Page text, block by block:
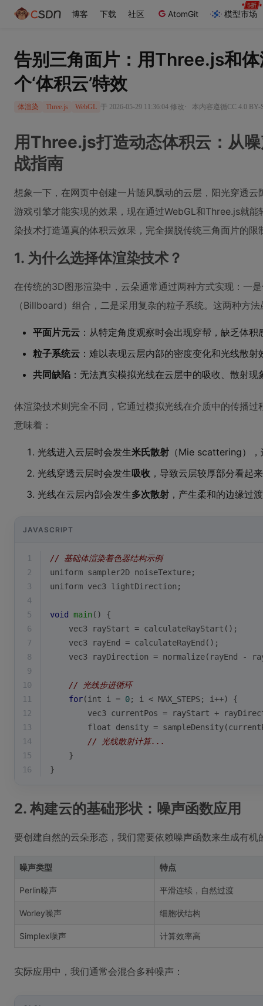
博客 下载 社区 AtomGit 模型市场
告别三角面片：用Three.js和
个‘体积云’特效
体渲染 Three.js WebGL 于 2026-05-29 11:36:04 修改 · 本内容遵循CC 4.0
用Three.js打造动态体积云：从
战指南
想象一下，在网页中创建一片随风飘动的云层，阳光穿透
游戏引擎才能实现的效果，现在通过WebGL和Three.js就
染技术打造逼真的体积云效果，完全摆脱传统三角面片的限
1. 为什么选择体渲染技术？
在传统的3D图形渲染中，云朵通常通过两种方式实现：一
（Billboard）组合，二是采用复杂的粒子系统。这两种方
平面片元云 ：从特定角度观察时会出现穿帮，缺乏体积
粒子系统云 ：难以表现云层内部的密度变化和光线散射
共同缺陷 ：无法真实模拟光线在云层中的吸收、散射现
体渲染技术则完全不同，它通过模拟光线在介质中的传播
意味着：
光线进入云层时会发生米氏散射 （Mie scattering）
光线穿透云层时会发生吸收 ，导致云层较厚部分看起
光线在云层内部会发生多次散射 ，产生柔和的边缘过渡
JAVASCRIPT
1
// 基础体渲染着色器结构示例
2
uniform sampler2D noiseTexture;
3
uniform vec3 lightDirection;
4
5
void main( )
{
6
    vec3 rayStart = calculateRayStart();
7
    vec3 rayEnd = calculateRayEnd();
8
vec3 rayDirection = normalize(rayEnd -
9
10
// 光线步进循环
11
for(int i = 0; i < MAX_STEPS; i++) {
12
vec3 currentPos = rayStart +
13
float density =
14
// 光线散射计算...
15
    }
16
}
2. 构建云的基础形状：噪声函数应用
要创建自然的云朵形态，我们需要依赖噪声函数来生成有
噪声类型 特点
Perlin噪声 平滑连续，自然过渡
Worley噪声 细胞状结构
Simplex噪声 计算效率高
实际应用中，我们通常会混合多种噪声：